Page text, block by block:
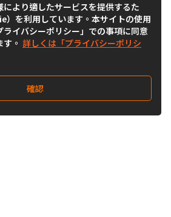
より適したサービスを提供するた
）を利用しています。本サイトの使用
イバシーポリシー」での事項に同意
。 詳しくは「プライバシーポリシ
確認